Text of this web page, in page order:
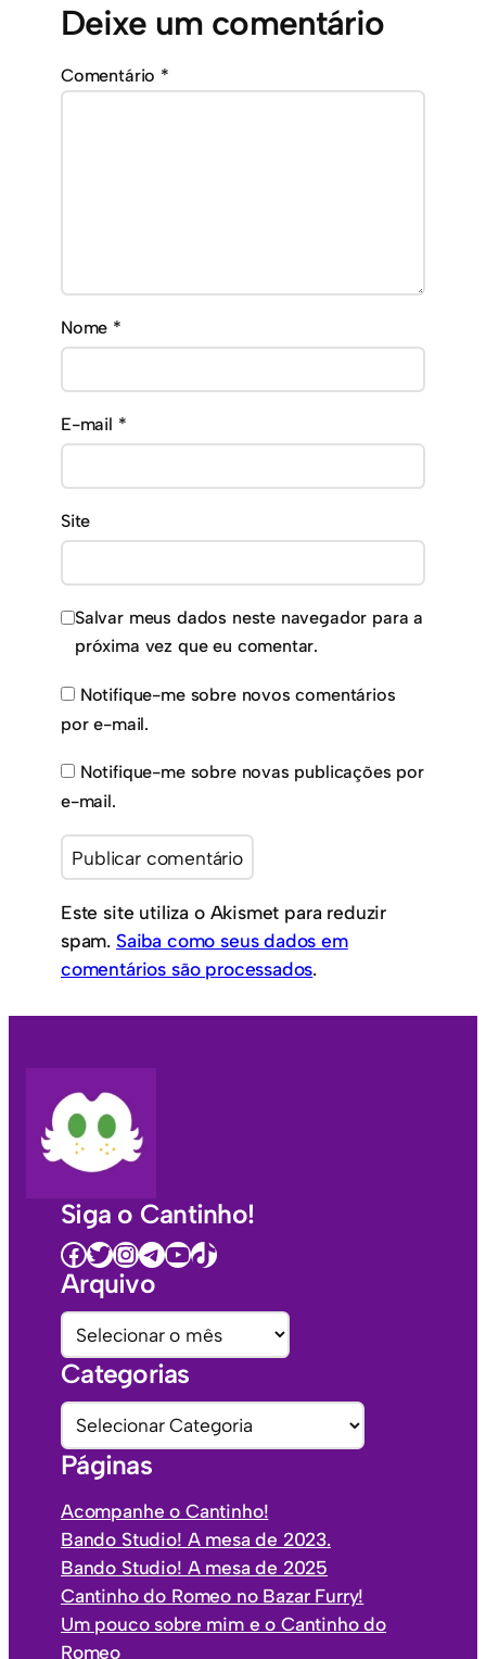
Deixe um comentário
Comentário *
Nome *
E-mail *
Site
Salvar meus dados neste navegador para a
próxima vez que eu comentar.
Notifique-me sobre novos comentários
por e-mail.
Notifique-me sobre novas publicações por
e-mail.
Este site utiliza o Akismet para reduzir
spam. Saiba como seus dados em
comentários são processados.
Siga o Cantinho!
Facebook Twitter InstagramTelegramYoutube TikTok
Arquivo
A
r
q
u
v
s
Categorias
C
a
t
e
g
o
i
a
Páginas
Acompanhe o Cantinho!
Bando Studio! A mesa de 2023.
Bando Studio! A mesa de 2025
Cantinho do Romeo no Bazar Furry!
Um pouco sobre mim e o Cantinho do
Romeo